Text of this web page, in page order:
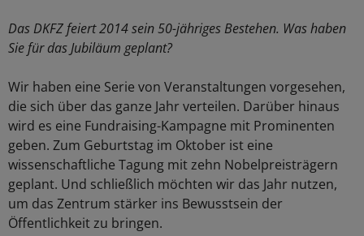
Das DKFZ feiert 2014 sein 50-jähriges Bestehen. Was haben
Sie für das Jubiläum geplant?
Wir haben eine Serie von Veranstaltungen vorgesehen,
die sich über das ganze Jahr verteilen. Darüber hinaus
wird es eine Fundraising-Kampagne mit Prominenten
geben. Zum Geburtstag im Oktober ist eine
wissenschaftliche Tagung mit zehn Nobelpreisträgern
geplant. Und schließlich möchten wir das Jahr nutzen,
um das Zentrum stärker ins Bewusstsein der
Öffentlichkeit zu bringen.